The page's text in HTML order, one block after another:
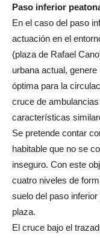
Paso inferior
En el caso del paso
actuación en el
(plaza de Rafael
urbana actual,
óptima para la
cruce de
características
Se pretende contar
habitable que no se
inseguro. Con este
cuatro niveles de
suelo del paso
plaza.
El cruce bajo el